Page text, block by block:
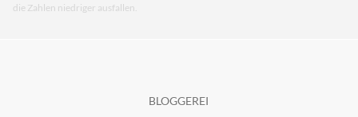
die Zahlen niedriger ausfallen.
BLOGGEREI